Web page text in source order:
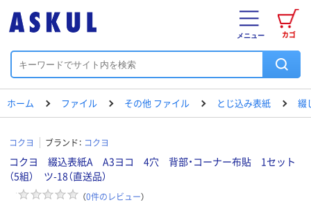
カゴ
メニュー
ホーム ファイル その他 ファイル とじ込み表紙 綴
コクヨ ブランド： コクヨ
コクヨ 綴込表紙A A3ヨコ 4穴 背部・コーナー布貼 1セット
（5組） ツ-18（直送品）
（0件のレビュー）